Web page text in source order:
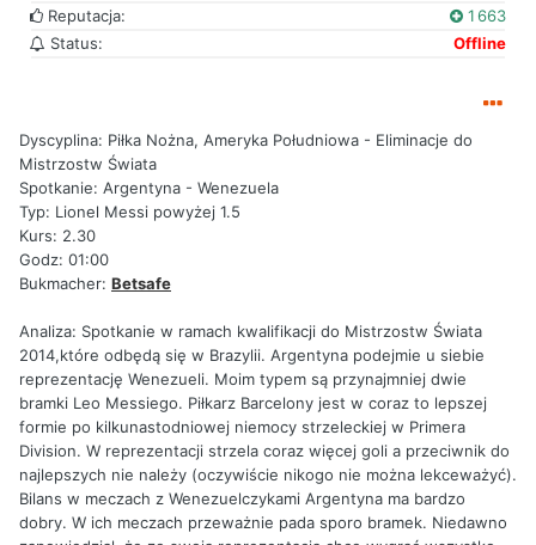
Reputacja:
1 663
Status:
Offline
Dyscyplina: Piłka Nożna, Ameryka Południowa - Eliminacje do
Mistrzostw Świata
Spotkanie: Argentyna - Wenezuela
Typ: Lionel Messi powyżej 1.5
Kurs: 2.30
Godz: 01:00
Bukmacher: Betsafe
Analiza: Spotkanie w ramach kwalifikacji do Mistrzostw Świata
2014,które odbędą się w Brazylii. Argentyna podejmie u siebie
reprezentację Wenezueli. Moim typem są przynajmniej dwie
bramki Leo Messiego. Piłkarz Barcelony jest w coraz to lepszej
formie po kilkunastodniowej niemocy strzeleckiej w Primera
Division. W reprezentacji strzela coraz więcej goli a przeciwnik do
najlepszych nie należy (oczywiście nikogo nie można lekceważyć).
Bilans w meczach z Wenezuelczykami Argentyna ma bardzo
dobry. W ich meczach przeważnie pada sporo bramek. Niedawno